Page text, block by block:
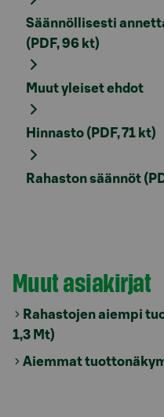
Säännöllisesti
(PDF, 96 kt)
Muut yleiset ehdot
Hinnasto (PDF, 71 kt)
Rahaston säännöt
Muut asiakirjat
Rahastojen aiempi
1,3 Mt)
Aiemmat